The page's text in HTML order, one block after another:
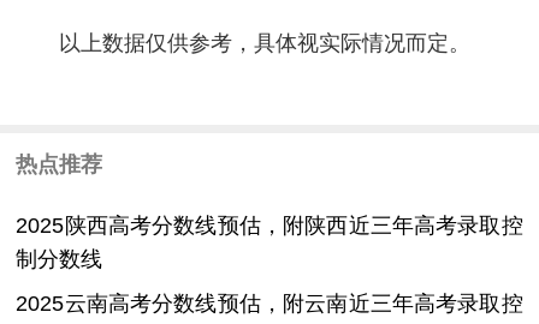
以上数据仅供参考，具体视实际情况而定。
热点推荐
2025陕西高考分数线预估，附陕西近三年高考录取控
制分数线
2025云南高考分数线预估，附云南近三年高考录取控